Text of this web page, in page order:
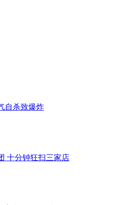
自杀致爆炸
十分钟狂扫三家店